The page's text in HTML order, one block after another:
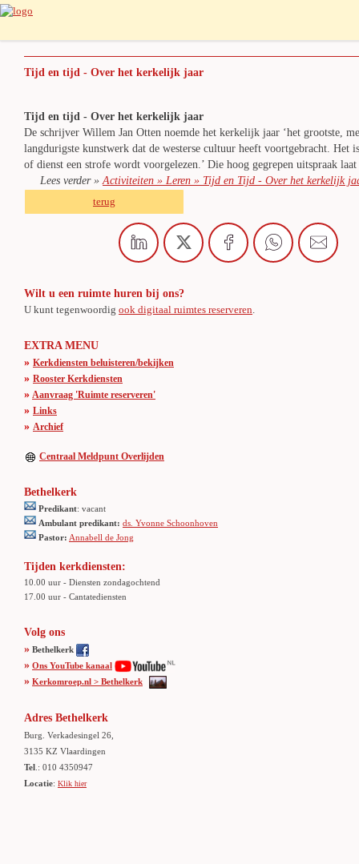
Tijd en tijd - Over het kerkelijk jaar
Tijd en tijd - Over het kerkelijk jaar
De schrijver Willem Jan Otten noemde het kerkelijk jaar ‘het grootste,
langdurigste kunstwerk dat de westerse cultuur heeft voortgebracht. Het
of dienst een strofe wordt voorgelezen.’ Die hoog gegrepen uitspraak
Lees verder »Activiteiten » Leren » Tijd en Tijd - Over het kerkelijk
terug
Wilt u een ruimte huren bij ons?
U kunt tegenwoordig ook digitaal ruimtes reserveren
EXTRA MENU
» Kerkdiensten beluisteren/bekijken
» Rooster Kerkdiensten
» Aanvraag 'Ruimte reserveren'
» Links
» Archief
Centraal Meldpunt Overlijden
Bethelkerk
Predikant: vacant
Ambulant predikant: ds. Yvonne Schoonhoven
Pastor: Annabell de Jong
Tijden kerkdiensten:
10.00 uur - Diensten zondagochtend
17.00 uur - Cantatediensten
Volg ons
» Bethelkerk
» Ons YouTube kanaal
» Kerkomroep.nl > Bethelkerk
Adres Bethelkerk
Burg. Verkadesingel 26,
3135 KZ Vlaardingen
Tel .: 010 4350947
Locatie: Klik hier